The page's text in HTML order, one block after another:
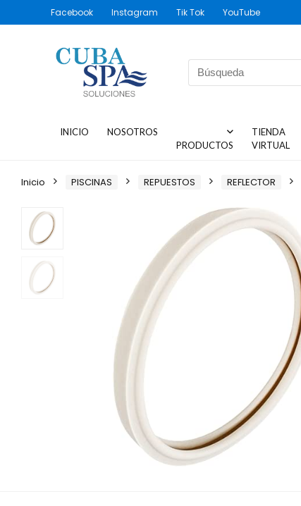
Facebook Instagram Tik Tok YouTube
INICIO
NOSOTROS
PRODUCTOS
TIENDA
VIRTUAL
Inicio PISCINAS REPUESTOS REFLECTOR